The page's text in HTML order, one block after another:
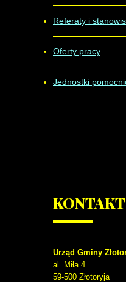
Referaty i
Oferty pracy
Jednostki
KONTAKT
Urząd Gminy
al. Miła 4
59-500 Złotoryja